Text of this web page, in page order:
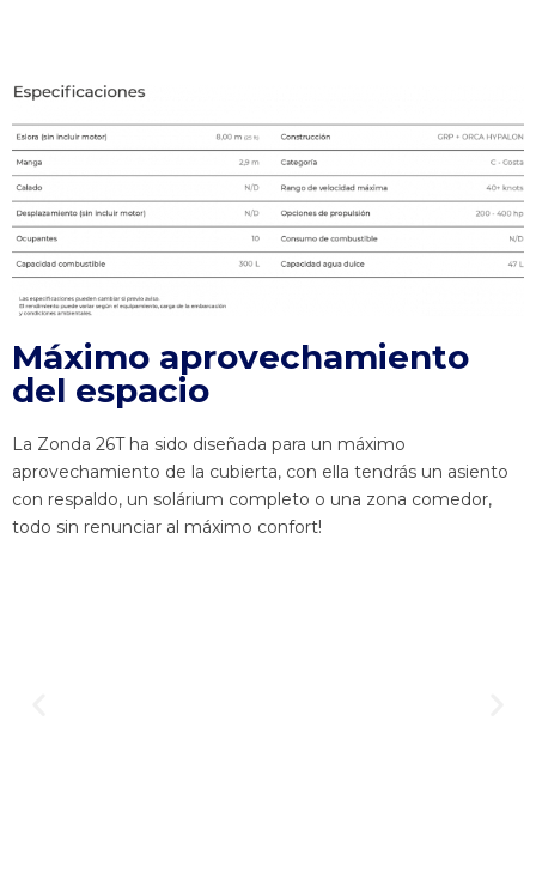
Máximo aprovechamiento
del espacio
La Zonda 26T ha sido diseñada para un máximo
aprovechamiento de la cubierta, con ella tendrás un asiento
con respaldo, un solárium completo o una zona comedor,
todo sin renunciar al máximo confort!